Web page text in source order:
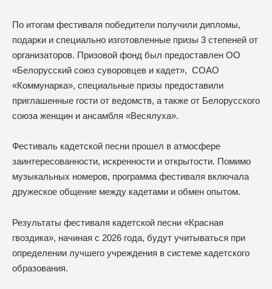
По итогам фестиваля победители получили дипломы,
подарки и специально изготовленные призы 3 степеней от
организаторов. Призовой фонд был предоставлен ОО
«Белорусский союз суворовцев и кадет», СОАО
«Коммунарка», специальные призы предоставили
приглашенные гости от ведомств, а также от Белорусского
cоюза женщин и ансамбля «Весялуха».
Фестиваль кадетской песни прошел в атмосфере
заинтересованности, искренности и открытости. Помимо
музыкальных номеров, программа фестиваля включала
дружеское общение между кадетами и обмен опытом.
Результаты фестиваля кадетской песни «Красная
гвоздика», начиная с 2026 года, будут учитываться при
определении лучшего учреждения в системе кадетского
образования.